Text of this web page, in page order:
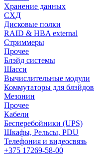
Хранение данных
СХД
Дисковые полки
RAID & HBA external
Стриммеры
Прочее
Блэйд системы
Шасси
Вычислительные модули
Коммутаторы для блэйдов
Мезонин
Прочее
Кабели
Бесперебойники (UPS)
Шкафы, Рельсы, PDU
Телефония и видеосвязь
+375 17269-58-00